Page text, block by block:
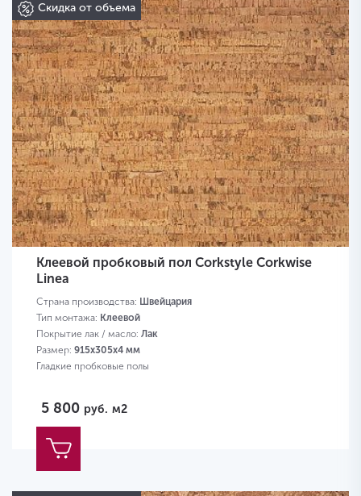
Скидка от объема
Клеевой пробковый пол Corkstyle Corkwise
Linea
Страна производства: Швейцария
Тип монтажа: Клеевой
Покрытие лак / масло: Лак
Размер: 915х305х4 мм
Гладкие пробковые полы
5 800 руб. м2